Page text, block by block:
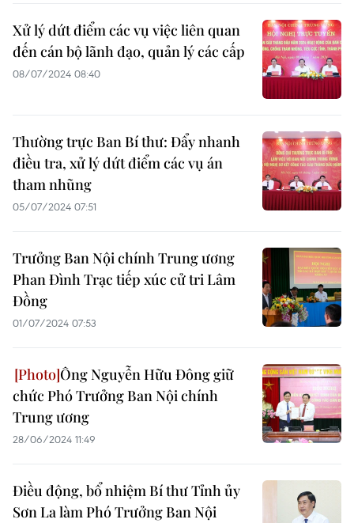
Xử lý dứt điểm các vụ việc liên quan
đến cán bộ lãnh đạo, quản lý các cấp
08/07/2024 08:40
Thường trực Ban Bí thư: Đẩy nhanh
điều tra, xử lý dứt điểm các vụ án
tham nhũng
05/07/2024 07:51
Trưởng Ban Nội chính Trung ương
Phan Đình Trạc tiếp xúc cử tri Lâm
Đồng
01/07/2024 07:53
Ông Nguyễn Hữu Đông giữ
chức Phó Trưởng Ban Nội chính
Trung ương
28/06/2024 11:49
Điều động, bổ nhiệm Bí thư Tỉnh ủy
Sơn La làm Phó Trưởng Ban Nội